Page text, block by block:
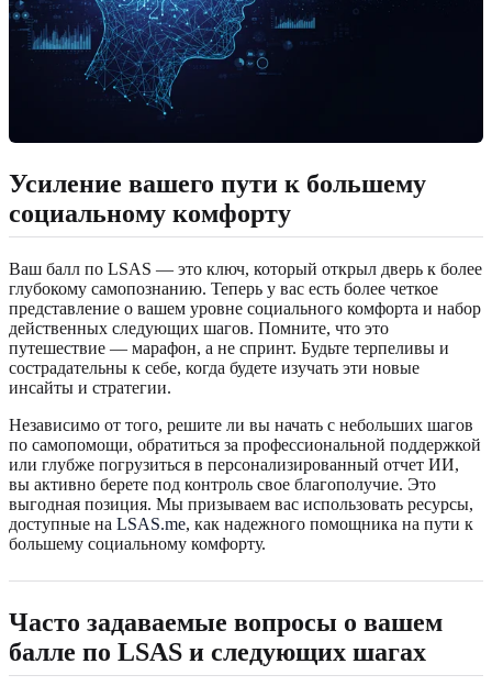
Усиление вашего пути к большему
социальному комфорту
Ваш балл по LSAS — это ключ, который открыл дверь к более
глубокому самопознанию. Теперь у вас есть более четкое
представление о вашем уровне социального комфорта и набор
действенных следующих шагов. Помните, что это
путешествие — марафон, а не спринт. Будьте терпеливы и
сострадательны к себе, когда будете изучать эти новые
инсайты и стратегии.
Независимо от того, решите ли вы начать с небольших шагов
по самопомощи, обратиться за профессиональной поддержкой
или глубже погрузиться в персонализированный отчет ИИ,
вы активно берете под контроль свое благополучие. Это
выгодная позиция. Мы призываем вас использовать ресурсы,
доступные на LSAS.me, как надежного помощника на пути к
большему социальному комфорту.
Часто задаваемые вопросы о вашем
балле по LSAS и следующих шагах